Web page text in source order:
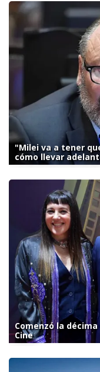
"Milei va a tener
cómo llevar
Comenzó la
Cine